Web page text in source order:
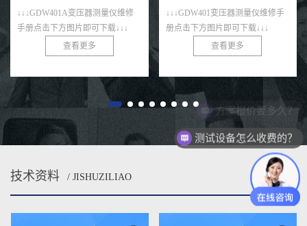
↓↓↓GDW401A变压器测量仪维修
手册点击下方图片即可下载↓↓↓
查看更多
↓↓↓GDW401变压器测量仪维修手
册点击下方图片即可下载↓↓↓
查看更多
技术资料 / JISHUZILIAO MORE
方案报价要多久？
测试设备怎么收费的？